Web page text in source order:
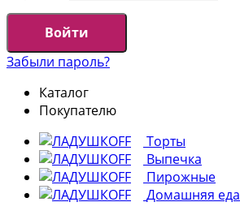
Войти
Забыли пароль?
Каталог
Покупателю
Торты
Выпечка
Пирожные
Домашняя еда